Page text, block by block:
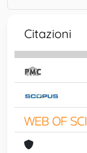
Citazioni